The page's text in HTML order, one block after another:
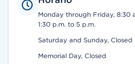
Monday through Friday, 8:30
1:30 p.m. to 5 p.m.
Saturday and Sunday, Closed
Memorial Day, Closed